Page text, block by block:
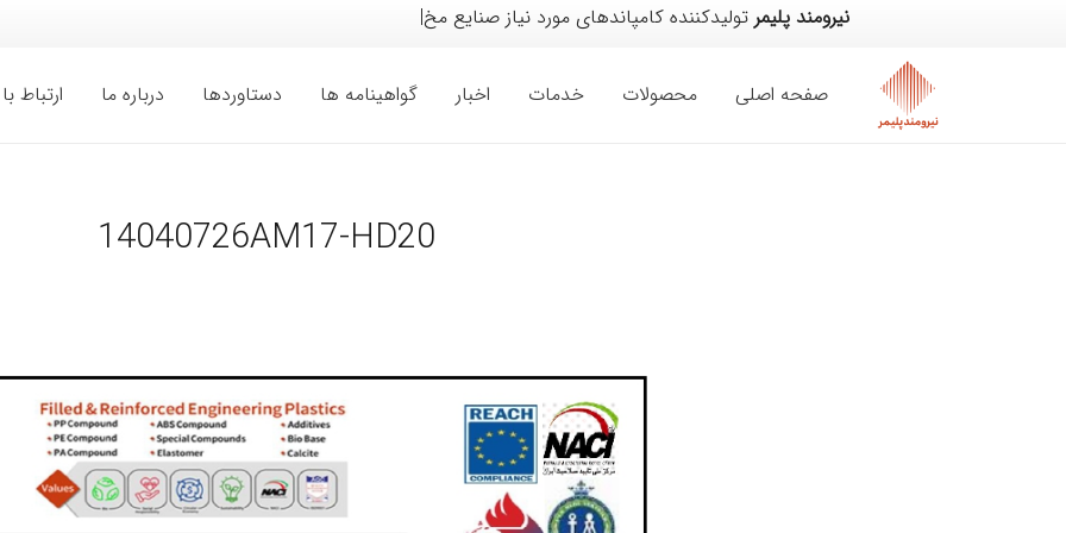
نیرومند پلیمر تولیدکننده کامپاندهای مورد نیاز صنایع مختلف خودرو
صفحه اصلی محصولات خدمات اخبار گواهینامه ها دستاوردها درباره ما ارتباط
14040726AM17-HD20